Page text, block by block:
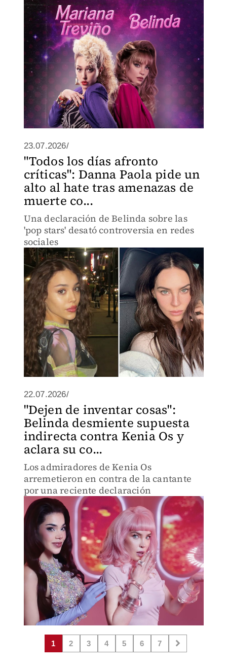
23.07.2026/
"Todos los días afronto
críticas": Danna Paola pide un
alto al hate tras amenazas de
muerte co...
Una declaración de Belinda sobre las
'pop stars' desató controversia en redes
sociales
22.07.2026/
"Dejen de inventar cosas":
Belinda desmiente supuesta
indirecta contra Kenia Os y
aclara su co...
Los admiradores de Kenia Os
arremetieron en contra de la cantante
por una reciente declaración
1 2 3 4 5 6 7